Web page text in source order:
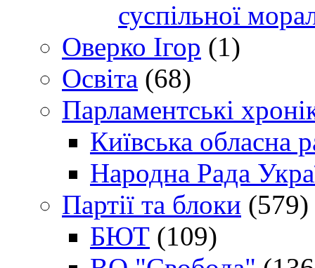
суспільної
Оверко Ігор (1)
Освіта (68)
Парламентські
Київська обласна
Народна Рада
Партії та блоки (579)
БЮТ (109)